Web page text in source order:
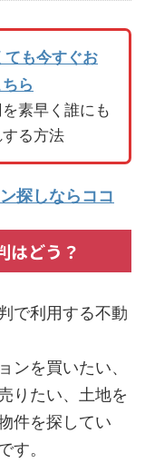
ても今すぐお
ら
素早く誰にも
る方法
探しならココ
はどう？
で利用する不動
ンを買いたい、
りたい、土地を
件を探してい
す。